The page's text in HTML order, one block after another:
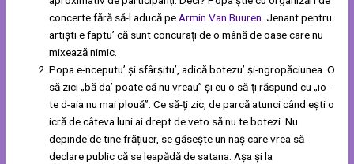
concerte fără să-l aducă pe Armin Van Buuren . Jenant pentru
artiști e faptu’ că sunt concurați de o mână de oase care nu
mixează nimic.
Popa e-nceputu’ și sfârșitu’, adică botezu’ și-ngropăciunea. O
să zici „bă da’ poate că nu vreau” și eu o să-ți răspund cu „io-
te d-aia nu mai plouă”. Ce să-ți zic, de parcă atunci când ești o
icră de câteva luni ai drept de veto să nu te botezi. Nu
depinde de tine frățiuer, se găsește un naș care vrea să
declare public că se leapădă de satana. Așa și la